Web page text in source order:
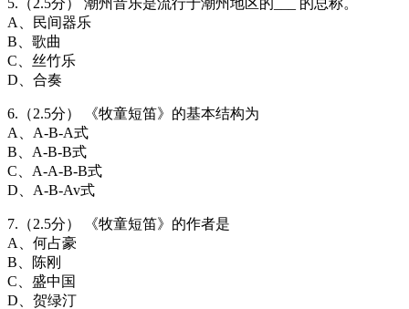
5.（2.5分） 潮州音乐是流行于潮州地区的___ 的总称。
A、民间器乐
B、歌曲
C、丝竹乐
D、合奏
6.（2.5分） 《牧童短笛》的基本结构为
A、A-B-A式
B、A-B-B式
C、A-A-B-B式
D、A-B-Av式
7.（2.5分） 《牧童短笛》的作者是
A、何占豪
B、陈刚
C、盛中国
D、贺绿汀